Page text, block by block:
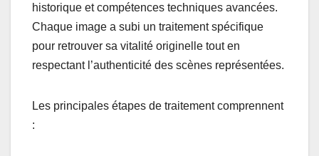
historique et compétences techniques avancées.
Chaque image a subi un traitement spécifique
pour retrouver sa vitalité originelle tout en
respectant l’authenticité des scènes représentées.
Les principales étapes de traitement comprennent
: